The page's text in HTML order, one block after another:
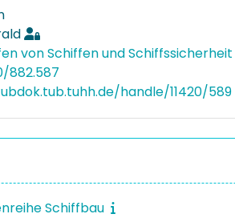
von Schiffen und
882.587
handle/11420/589
Schiffbau